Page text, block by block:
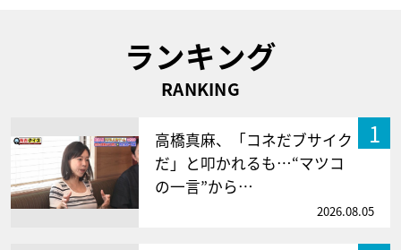
ランキング
RANKING
1
高橋真麻、「コネだブサイク
だ」と叩かれるも…“マツコ
の一言”から…
2026.08.05